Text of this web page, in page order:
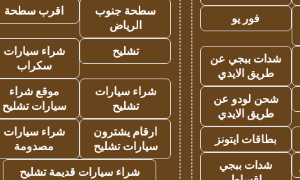
فور يو
شدات ببجي عن
طريق الايدي
شحن لودو عن
طريق الايدي
بطاقات ايتونز
شدات ببجي
سطحة جنوب
الرياض
اقرب سطحة
تشليح
شراء سيارات
سكراب
شراء سيارات
تشليح
موقع شراء
سيارات تشليح
ارقام يشترون
سيارات تشليح
شراء سيارات
مصدومة
شراء سيارات قديمة تشليح